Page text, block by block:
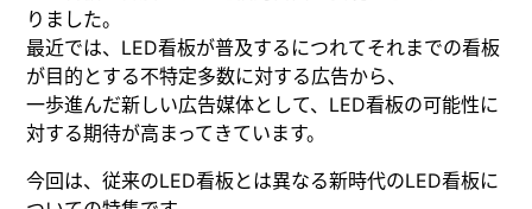
りました。
最近では、LED看板が普及するにつれてそれまでの看板
が目的とする不特定多数に対する広告から、
一歩進んだ新しい広告媒体として、LED看板の可能性に
対する期待が高まってきています。
今回は、従来のLED看板とは異なる新時代のLED看板に